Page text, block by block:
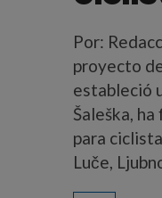
Por:
proyecto
estableció
Šaleška,
para
Luče,